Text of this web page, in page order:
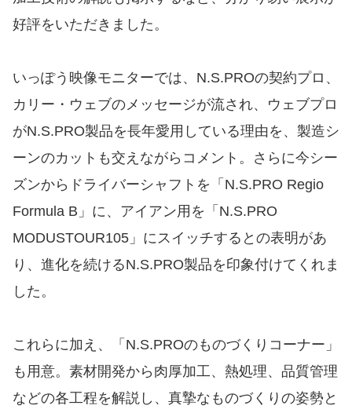
好評をいただきました。
いっぽう映像モニターでは、N.S.PROの契約プロ、
カリー・ウェブのメッセージが流され、ウェブプロ
がN.S.PRO製品を長年愛用している理由を、製造シ
ーンのカットも交えながらコメント。さらに今シー
ズンからドライバーシャフトを「N.S.PRO Regio
Formula B」に、アイアン用を「N.S.PRO
MODUSTOUR105」にスイッチするとの表明があ
り、進化を続けるN.S.PRO製品を印象付けてくれま
した。
これらに加え、「N.S.PROのものづくりコーナー」
も用意。素材開発から肉厚加工、熱処理、品質管理
などの各工程を解説し、真摯なものづくりの姿勢と